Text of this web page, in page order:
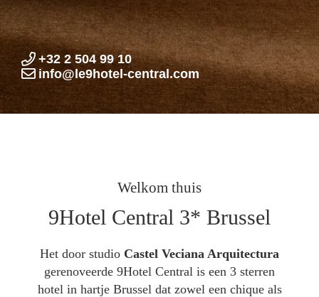
+32 2 504 99 10
info@le9hotel-central.com
Welkom thuis
9Hotel Central 3* Brussel
Het door studio Castel Veciana Arquitectura
gerenoveerde 9Hotel Central is een 3 sterren
hotel in hartje Brussel dat zowel een chique als